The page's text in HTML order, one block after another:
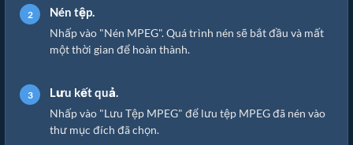
Nén tệp.
Nhấp vào "Nén MPEG". Quá trình nén sẽ bắt đầu và mất
một thời gian để hoàn thành.
Lưu kết quả.
Nhấp vào "Lưu Tệp MPEG" để lưu tệp MPEG đã nén vào
thư mục đích đã chọn.